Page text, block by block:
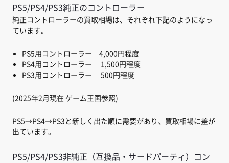
PS5/PS4/PS3純正のコントローラー
純正コントローラーの買取相場は、それぞれ下記のようになっ
ています。
PS5用コントローラー 4,000円程度
PS4用コントローラー 1,500円程度
PS3用コントローラー 500円程度
(2025年2月現在 ゲーム王国参照)
PS5→PS4→PS3と新しく出た順に需要があり、買取相場に差が
出ています。
PS5/PS4/PS3非純正（互換品・サードパーティ）コン